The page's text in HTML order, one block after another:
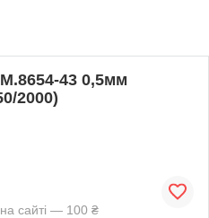
43 0,5мм
2000)
сайті — 100 ₴